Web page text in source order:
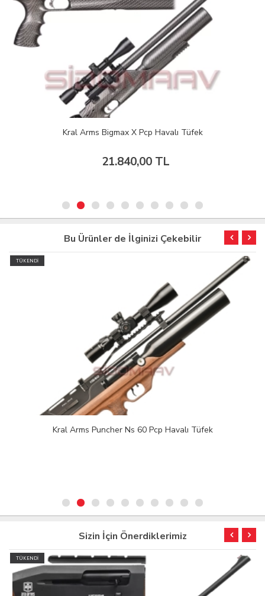
Kral Arms Bigmax X Pcp Havalı Tüfek
21.840,00 TL
Bu Ürünler de İlginizi Çekebilir
TÜKENDİ
Kral Arms Puncher Ns 60 Pcp Havalı Tüfek
Sizin İçin Önerdiklerimiz
TÜKENDİ